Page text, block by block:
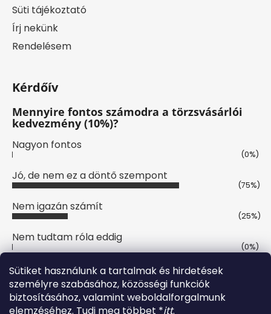
Sütiket használunk a tartalmak és hirdetések
személyre szabásához, közösségi funkciók
biztosításához, valamint weboldalforgalmunk
elemzéséhez. Tudj meg többet *itt.
Süti tájékoztató
Írj nekünk
Rendelésem
Kérdőív
Mennyire fontos számodra a törzsvásárlói
kedvezmény (10%)?
Nagyon fontos
(0%)
Jó, de nem ez a döntő szempont
(75%)
Nem igazán számít
(25%)
Nem tudtam róla eddig
(0%)
Szavazatok száma:8
Online fizetési lehetőséget biztosítunk